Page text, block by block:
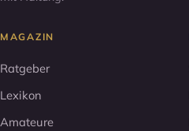
MAGAZIN
Ratgeber
Lexikon
Amateure